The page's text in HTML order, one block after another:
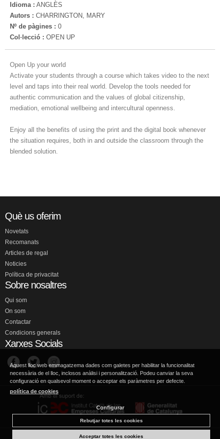
Idioma : ANGLÈS
Autors : CHARRINGTON, MARY
Nº de pàgines : 0
Col·lecció : OPEN UP
Open Up your world
Activate your students through a course which takes video to the next
level and taps into their real world. Develop the tools needed for
authentic communication and the values of global citizenship,
mediation, emotional wellbeing and intercultural openness.
Enjoy all the benefits of using the print and the digital book whenever
the situation requires, both in and outside the classroom through the
blended solution.
Què us oferim
Novetats
Recomanats
Articles de regal
Noticies
Política de privacitat
Sobre nosaltres
Qui som
On som
Contactar
Condicions generals
Xarxes Socials
Aquest lloc web emmagatzema dades com galetes per habilitar la funcionalitat
necessària de el lloc, inclosos anàlisi i personalització. Podeu canviar la seva
configuració en qualsevol moment o acceptar els paràmetres per defecte.
política de cookies
Configurar
Rebutjar totes les cookies
Acceptar totes les cookies